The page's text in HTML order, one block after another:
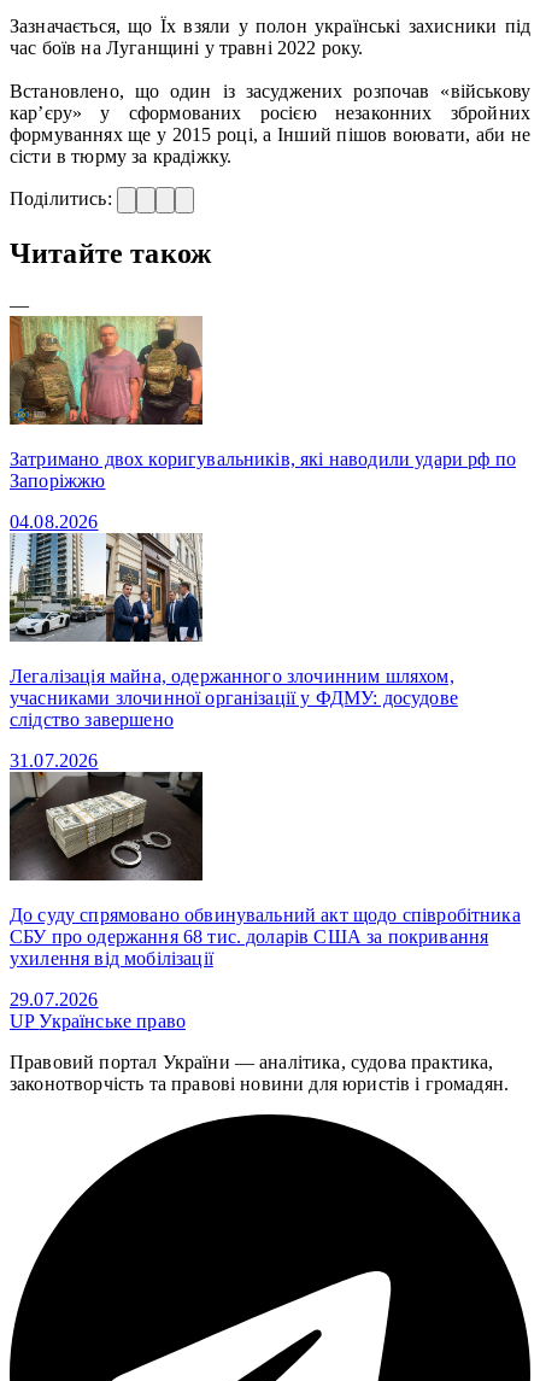
Зазначається, що Їх взяли у полон українські захисники під
час боїв на Луганщині у травні 2022 року.
Встановлено, що один із засуджених розпочав «військову
кар’єру» у сформованих росією незаконних збройних
формуваннях ще у 2015 році, а Інший пішов воювати, аби не
сісти в тюрму за крадіжку.
Поділитись:
Читайте також
—
Затримано двох коригувальників, які наводили удари рф по
Запоріжжю
04.08.2026
Легалізація майна, одержанного злочинним шляхом,
учасниками злочинної організації у ФДМУ: досудове
слідство завершено
31.07.2026
До суду спрямовано обвинувальний акт щодо співробітника
СБУ про одержання 68 тис. доларів США за покривання
ухилення від мобілізації
29.07.2026
UPУкраїнське право
Правовий портал України — аналітика, судова практика,
законотворчість та правові новини для юристів і громадян.